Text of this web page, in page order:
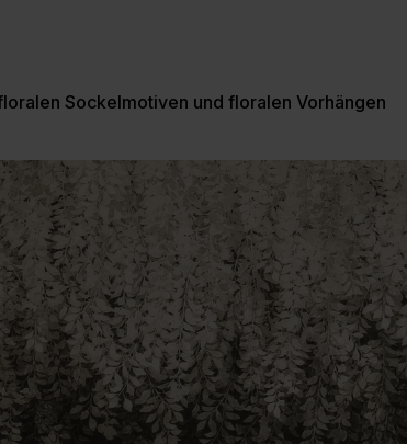
Sockelmotiven und floralen Vorhängen